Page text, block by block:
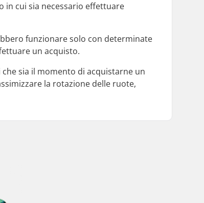
in cui sia necessario effettuare
funzionare solo con determinate
un acquisto.
sia il momento di acquistarne un
la rotazione delle ruote,